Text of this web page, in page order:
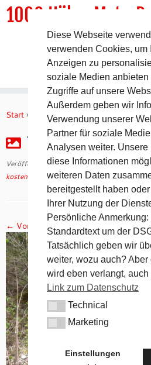
Inhalt
1000
DER Rundwanderweg
Start » kostenfreie
foto11
Veröffentlicht am10. Oktober 2022mit den
kostenfreie Wegebeschreibungen.
← Vorheriges
Diese Webseite
verwenden Cookies, um
Anzeigen zu
soziale Medien
Zugriffe auf unsere
Außerdem geben wir
Verwendung unserer
Partner für soziale
Analysen weiter. Unsere
diese Informationen
weiteren Daten
bereitgestellt haben
Ihrer Nutzung der
Persönliche
Standardtext um der
Tatsächlich geben wir
weiter, wozu auch?
wird eben verlangt,
Link zum Datenschutz
TechnicalTechnical
MarketingMarketing
Einstellungen